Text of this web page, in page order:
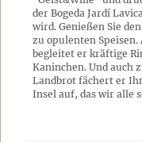
der Bogeda Jardí
wird. Genießen Sie
zu opulenten
begleitet er kräftige
Kaninchen. Und auch
Landbrot fächert er
Insel auf, das wir alle